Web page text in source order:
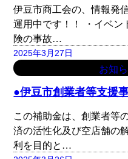
伊豆市商工会の、情報発
運用中です！！ ・イベ
険の事故…
2025年3月27日
お知
●伊豆市創業者等支援
この補助金は、創業者等
済の活性化及び空店舗の
利を目的と…